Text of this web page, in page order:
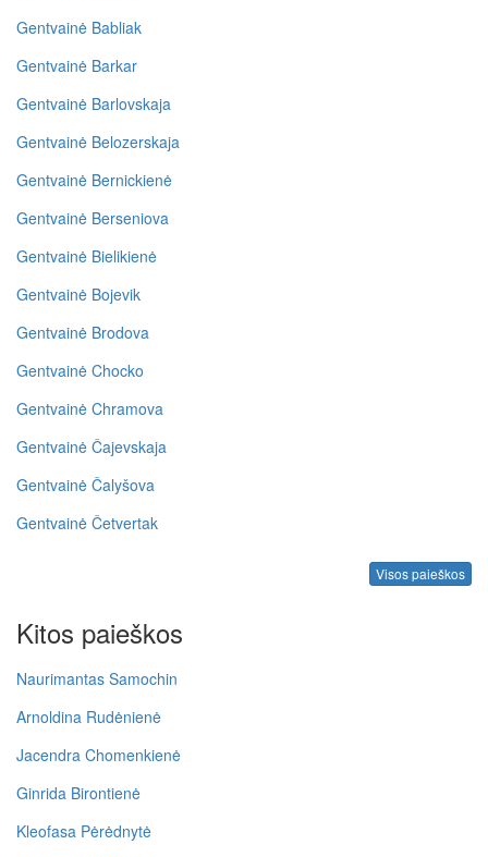
Gentvainė Babliak
Gentvainė Barkar
Gentvainė Barlovskaja
Gentvainė Belozerskaja
Gentvainė Bernickienė
Gentvainė Berseniova
Gentvainė Bielikienė
Gentvainė Bojevik
Gentvainė Brodova
Gentvainė Chocko
Gentvainė Chramova
Gentvainė Čajevskaja
Gentvainė Čalyšova
Gentvainė Četvertak
Visos paieškos
Kitos paieškos
Naurimantas Samochin
Arnoldina Rudėnienė
Jacendra Chomenkienė
Ginrida Birontienė
Kleofasa Pėrėdnytė